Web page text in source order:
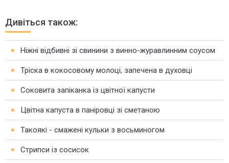
Дивіться також:
Ніжні відбивні зі свинини з винно-журавлинним соусом
Тріска в кокосовому молоці, запечена в духовці
Соковита запіканка із цвітної капусти
Цвітна капуста в паніровці зі сметаною
Такоякі - смажені кульки з восьминогом
Стрипси із сосисок